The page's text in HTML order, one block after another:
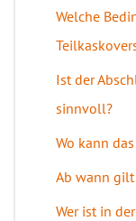
Welche
Ist der
sinnvoll?
Wo kann
Ab wann gilt
Wer ist in